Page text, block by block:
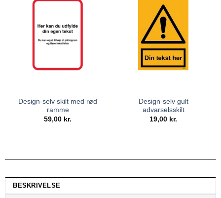
Design-selv skilt med rød
ramme
59,00 kr.
Design-selv gult
advarselsskilt
19,00 kr.
BESKRIVELSE